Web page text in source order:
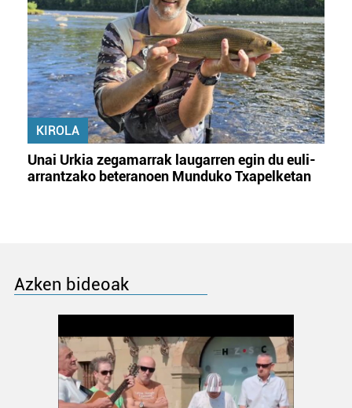
KIROLA
Unai Urkia zegamarrak laugarren egin du euli-
arrantzako beteranoen Munduko Txapelketan
Azken bideoak